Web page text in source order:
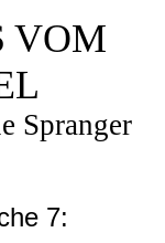
VOM
Spranger
7: